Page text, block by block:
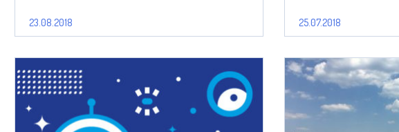
23.08.2018 25.07.2018